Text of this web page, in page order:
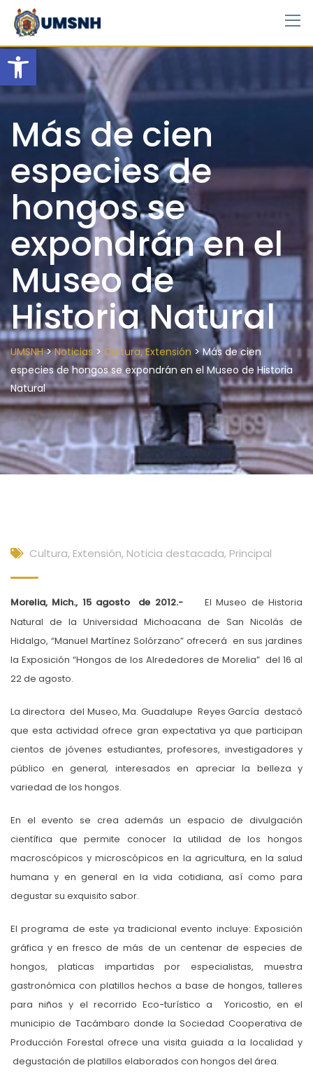
Open toolbar
Skip
content
Más de cien
especies de
hongos se
expondrán en el
Museo de
Historia Natural
UMSNH>Noticias > Cultura, Extensión >Más de cien
especies de hongos se expondrán en el Museo de Historia
Natural
Cultura, Extensión, Noticia destacada, Principal
Morelia, Mich., 15 agosto de 2012.-
El Museo de Historia
Natural de la Universidad Michoacana de San Nicolás de
Hidalgo, “Manuel Martínez Solórzano” ofrecerá en sus jardines
la Exposición “Hongos de los Alrededores de Morelia” del 16 al
22 de agosto.
La directora del Museo, Ma. Guadalupe Reyes García destacó
que esta actividad ofrece gran expectativa ya que participan
cientos de jóvenes estudiantes, profesores, investigadores y
público en general, interesados en apreciar la belleza y
variedad de los hongos.
En el evento se crea además un espacio de divulgación
científica que permite conocer la utilidad de los hongos
macroscópicos y microscópicos en la agricultura, en la salud
humana y en general en la vida cotidiana, así como para
degustar su exquisito sabor.
El programa de este ya tradicional evento incluye: Exposición
gráfica y en fresco de más de un centenar de especies de
hongos, platicas impartidas por especialistas, muestra
gastronómica con platillos hechos a base de hongos, talleres
para niños y el recorrido Eco-turístico a Yoricostio, en el
municipio de Tacámbaro donde la Sociedad Cooperativa de
Producción Forestal ofrece una visita guiada a la localidad y
degustación de platillos elaborados con hongos del área.